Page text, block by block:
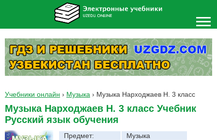
Учебники онлайн › Музыка › Музыка Нарходжаев Н. 3 класс
Музыка Нарходжаев Н. 3 класс Учебник
Русский язык обучения
Предмет:
Музыка